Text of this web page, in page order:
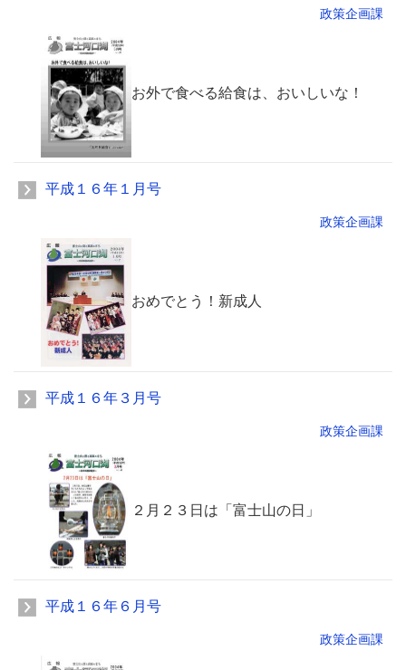
政策企画課
お外で食べる給食は、おいしいな！
平成１６年１月号
政策企画課
おめでとう！新成人
平成１６年３月号
政策企画課
２月２３日は「富士山の日」
平成１６年６月号
政策企画課